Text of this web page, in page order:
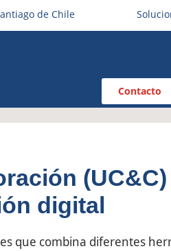
de Chile
Contacto
digital
que combina diferentes